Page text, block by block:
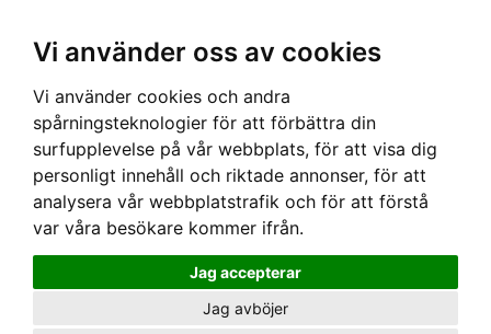
Vi använder oss av cookies
Vi använder cookies och andra
spårningsteknologier för att förbättra din
surfupplevelse på vår webbplats, för att visa dig
personligt innehåll och riktade annonser, för att
analysera vår webbplatstrafik och för att förstå
var våra besökare kommer ifrån.
Jag accepterar
Jag avböjer
Hem› DAM›PLUS-STORLEKAR› SPEEDY MIKE TOPP - DOLLY BARDOT RUTIG GUL